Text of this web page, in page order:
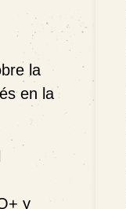
la
en la
y